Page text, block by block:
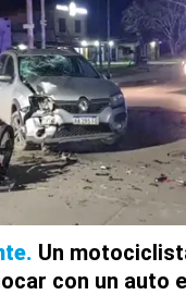
Un
con un auto